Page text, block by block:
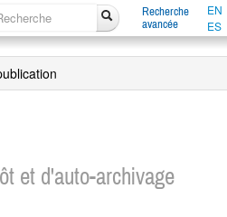
Recherche
avancée
EN
ES
et d'auto-archivage